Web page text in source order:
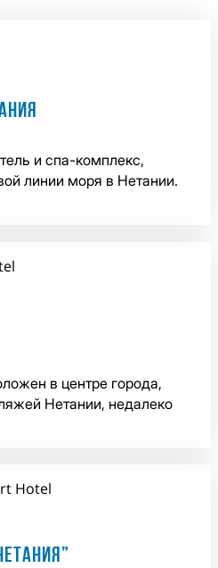
и спа-комплекс,
линии моря в Нетании.
в центре города,
Нетании, недалеко